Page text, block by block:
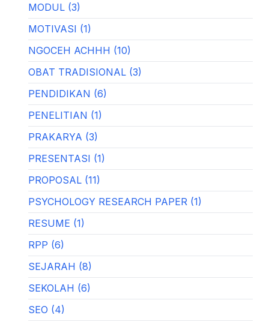
MODUL (3)
MOTIVASI (1)
NGOCEH ACHHH (10)
OBAT TRADISIONAL (3)
PENDIDIKAN (6)
PENELITIAN (1)
PRAKARYA (3)
PRESENTASI (1)
PROPOSAL (11)
PSYCHOLOGY RESEARCH PAPER (1)
RESUME (1)
RPP (6)
SEJARAH (8)
SEKOLAH (6)
SEO (4)